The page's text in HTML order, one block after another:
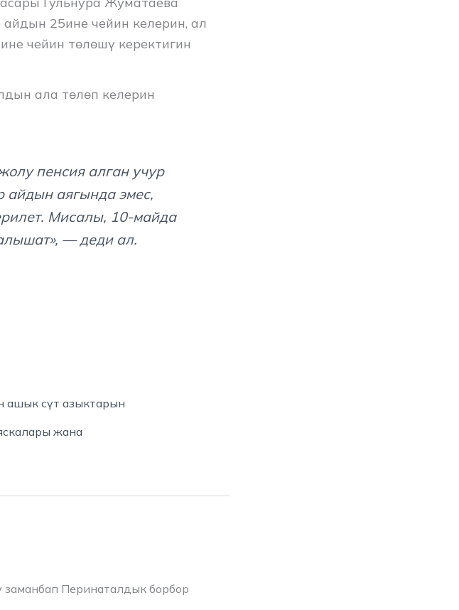
25ине чейин келерин, ал
чейин төлөшү керектигин
ала төлөп келерин
пенсия алган учур
айдын аягында эмес,
Мисалы, 10-майда
— деди ал.
ашык сүт азыктарын
жана
Перинаталдык борбор